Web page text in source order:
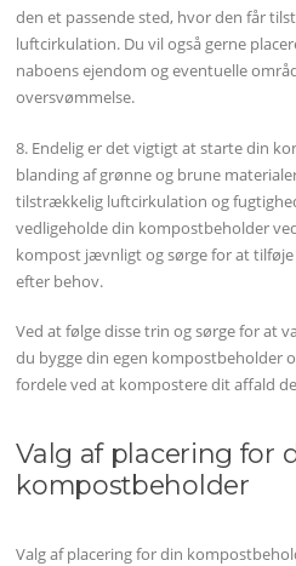
den et passende sted, hvor den får
luftcirkulation. Du vil også gerne
naboens ejendom og eventuelle
oversvømmelse.
8. Endelig er det vigtigt at starte din
blanding af grønne og brune
tilstrækkelig luftcirkulation og
vedligeholde din kompostbeholder
kompost jævnligt og sørge for at
efter behov.
Ved at følge disse trin og sørge for at
du bygge din egen kompostbeholder
fordele ved at kompostere dit affald
Valg af placering for
kompostbeholder
Valg af placering for din